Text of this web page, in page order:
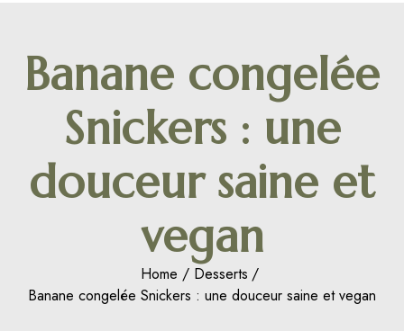
Banane congelée
Snickers : une
douceur saine et
vegan
Home
Desserts
Banane congelée Snickers : une douceur saine et vegan